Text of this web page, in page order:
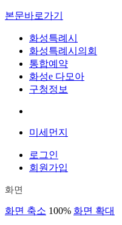
본문바로가기
화성특례시
화성특례시의회
통합예약
화성e 다모아
구청정보
미세먼지
로그인
회원가입
화면
화면 축소 100% 화면 확대